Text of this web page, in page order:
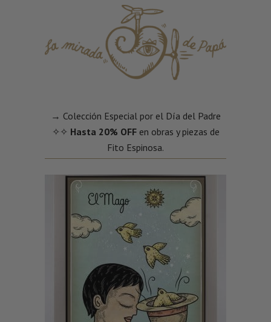
→ Colección Especial por el Día del Padre
✧✧ Hasta 20% OFFen obras y piezas de
Fito Espinosa.